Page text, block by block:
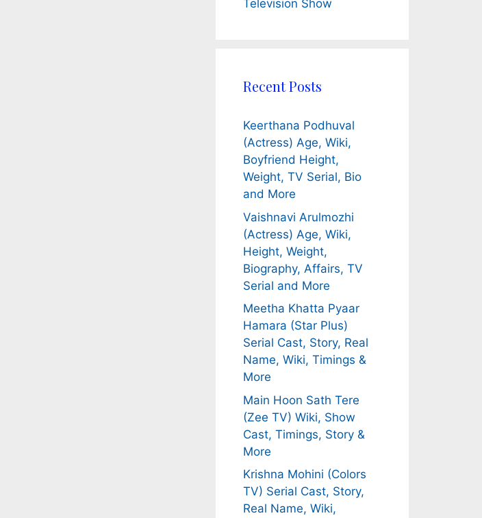
Television Show
Recent Posts
Keerthana Podhuval
(Actress) Age, Wiki,
Boyfriend Height,
Weight, TV Serial, Bio
and More
Vaishnavi Arulmozhi
(Actress) Age, Wiki,
Height, Weight,
Biography, Affairs, TV
Serial and More
Meetha Khatta Pyaar
Hamara (Star Plus)
Serial Cast, Story, Real
Name, Wiki, Timings &
More
Main Hoon Sath Tere
(Zee TV) Wiki, Show
Cast, Timings, Story &
More
Krishna Mohini (Colors
TV) Serial Cast, Story,
Real Name, Wiki,